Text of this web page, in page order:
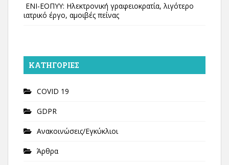
ΕΝΙ-ΕΟΠΥΥ: Ηλεκτρονική γραφειοκρατία, λιγότερο
ιατρικό έργο, αμοιβές πείνας
KΑΤΗΓΟΡΊΕΣ
COVID 19
GDPR
Ανακοινώσεις/Εγκύκλιοι
Άρθρα